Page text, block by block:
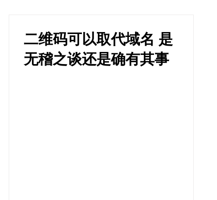
二维码可以取代域名 是
无稽之谈还是确有其事